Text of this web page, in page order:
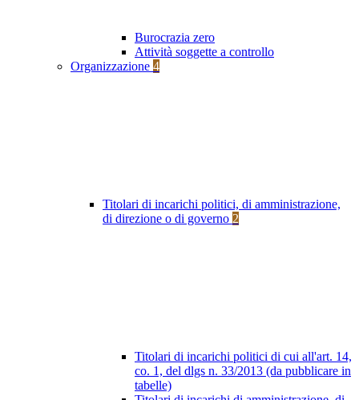
Burocrazia zero
Attività soggette a controllo
Organizzazione 4
Titolari di incarichi politici, di amministrazione,
di direzione o di governo 2
Titolari di incarichi politici di cui all'art. 14,
co. 1, del dlgs n. 33/2013 (da pubblicare in
tabelle)